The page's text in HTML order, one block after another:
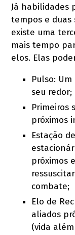
Já habilidades
tempos e duas
existe uma
mais tempo
elos. Elas
Pulso:
seu redor;
Primeiros
próximos
Estação
próximos
combate;
Elo de
aliados
(vida